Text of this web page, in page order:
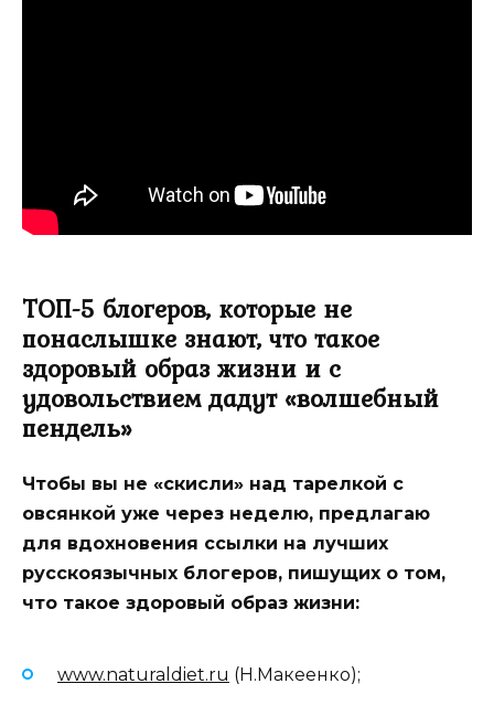
ТОП-5 блогеров, которые не
понаслышке знают, что такое
здоровый образ жизни и с
удовольствием дадут «волшебный
пендель»
Чтобы вы не «скисли» над тарелкой с
овсянкой уже через неделю, предлагаю
для вдохновения ссылки на лучших
русскоязычных блогеров, пишущих о том,
что такое здоровый образ жизни:
www.naturaldiet.ru (Н.Макеенко);